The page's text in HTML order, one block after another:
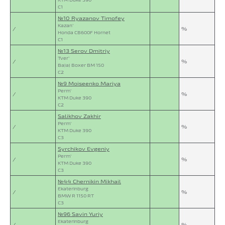
C1
/
№10 Ryazanov Timofey
Kazan`
Honda CB600F Hornet
C1
%
/
№13 Serov Dmitriy
Tver`
Bajaj Boxer BM 150
C2
%
/
№9 Moiseenko Mariya
Perm`
KTM Duke 390
C2
%
/
Salikhov Zakhir
Perm`
KTM Duke 390
C3
%
/
Syrchikov Evgeniy
Perm`
KTM Duke 390
C3
%
/
№44 Chernikin Mikhail
Ekaterinburg
BMW R 1150 RT
C3
%
№96 Savin Yuriy
Ekaterinburg